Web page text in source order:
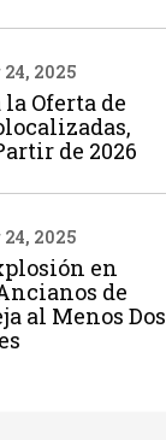
24, 2025
la Oferta de
de 2026
24, 2025
en
de
al Menos Dos